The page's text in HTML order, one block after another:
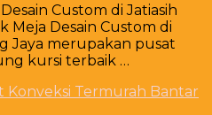
Custom di Jatiasih
Meja Desain Custom di
Jaya merupakan pusat
kursi terbaik …